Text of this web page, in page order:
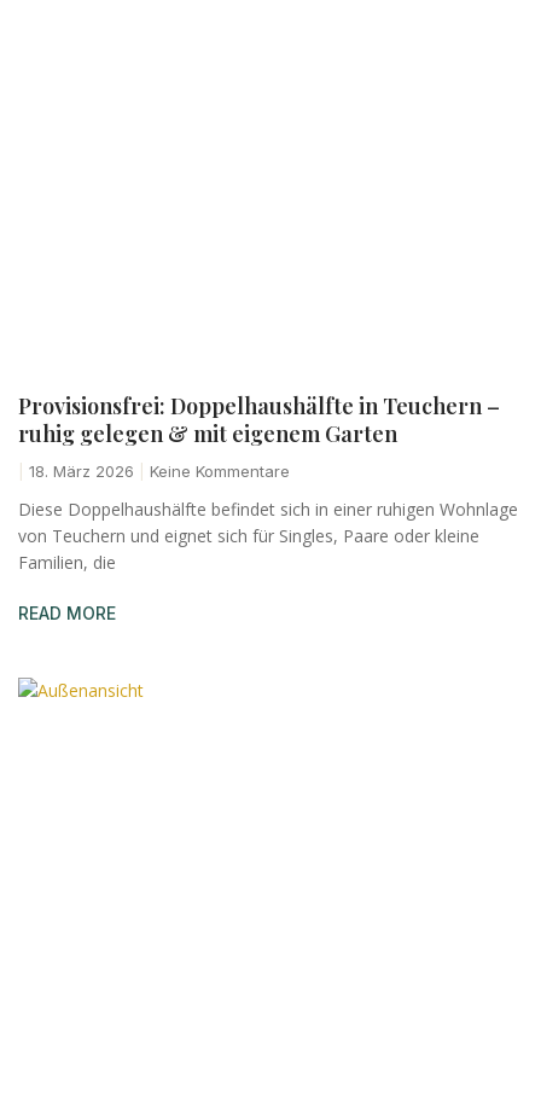
Provisionsfrei: Doppelhaushälfte in Teuchern –
ruhig gelegen & mit eigenem Garten
18. März 2026 Keine Kommentare
Diese Doppelhaushälfte befindet sich in einer ruhigen Wohnlage
von Teuchern und eignet sich für Singles, Paare oder kleine
Familien, die
READ MORE